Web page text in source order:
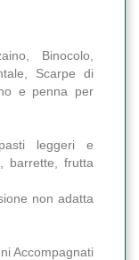
Binocolo,
Scarpe di
e penna per
leggeri e
barrette, frutta
non adatta
Accompagnati